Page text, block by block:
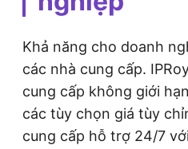
Khả năng cho doanh
các nhà cung cấp.
cung cấp không giới
các tùy chọn giá tùy
cung cấp hỗ trợ 24/7